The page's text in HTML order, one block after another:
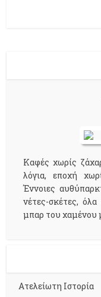
Kαφές χωρίς
λόγια, εποχή
Έννοιες
νέτες-σκέτες,
μπαρ του χαμένου
Aτελείωτη Ιστορία